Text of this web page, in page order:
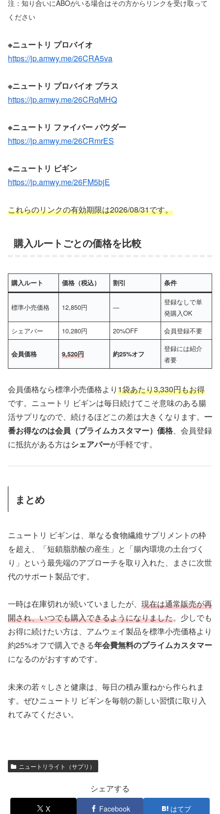
注：知り合いにABOがいる場合はその方からリンクを受け取って
ください
※ニュートリ プロバイオ
https://jp.amwy.me/26CRA5va
※ニュートリ プロバイオ プラス
https://jp.amwy.me/26CRqMHQ
※ニュートリ ファイバー パウダー
https://jp.amwy.me/26CRmrES
※ニュートリ ビギン
https://jp.amwy.me/26FM5bjE
これらのリンクの有効期限は2026/08/31です。
購入ルートごとの価格を比較
購入ルート 価格（税込） 割引 条件
標準小売価格 12,850円 ―
登録なしで単
発購入OK
シェアバー
10,280円 20%OFF 会員登録不要
会員価格 9,520円 約25%オフ
登録には紹介
者要
会員価格なら標準小売価格より1袋あたり3,330円もお得
です。ニュートリ ビギンは毎日続けてこそ意味のある腸
活サプリなので、続けるほどこの差は大きくなります。 一
番お得なのは会員（プライムカスタマー）価格、会員登録
に抵抗がある方はシェアバーが手軽です。
まとめ
ニュートリ ビギンは、単なる食物繊維サプリメントの枠
を超え、「短鎖脂肪酸の産生」と「腸内環境の土台づく
り」という最先端のアプローチを取り入れた、まさに次世
代のサポート製品です。
一時は在庫切れが続いていましたが、 現在は通常販売が再
開され、いつでも購入できるようになりました。少しでも
お得に続けたい方は、アムウェイ製品を標準小売価格より
約25%オフで購入できる年会費無料のプライムカスタマー
になるのがおすすめです。
未来の若々しさと健康は、毎日の積み重ねから作られま
す。ぜひニュートリ ビギンを毎朝の新しい習慣に取り入
れてみてください。
ニュートリライト（サプリ）
シェアする
X Facebook はてブ